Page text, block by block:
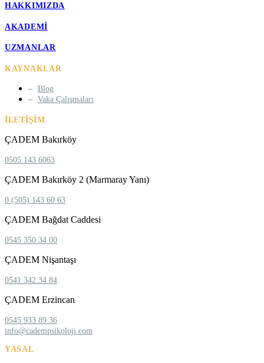
HAKKIMIZDA
AKADEMI
UZMANLAR
KAYNAKLAR
Blog
Vaka Çalışmaları
İLETIŞIM
ÇADEM Bakırköy
0505 143 6063
ÇADEM Bakırköy 2 (Marmaray Yanı)
0 (505) 143 60 63
ÇADEM Bağdat Caddesi
0545 350 34 00
ÇADEM Nişantaşı
0541 342 34 84
ÇADEM Erzincan
0545 933 89 36
info@cadempsikoloji.com
YASAL